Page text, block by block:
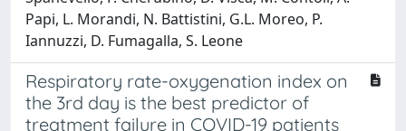
Papi, L. Morandi, N. Battistini, G.L. Moreo, P.
Iannuzzi, D. Fumagalla, S. Leone
Respiratory rate-oxygenation index on
the 3rd day is the best predictor of
treatment failure in COVID-19 patients